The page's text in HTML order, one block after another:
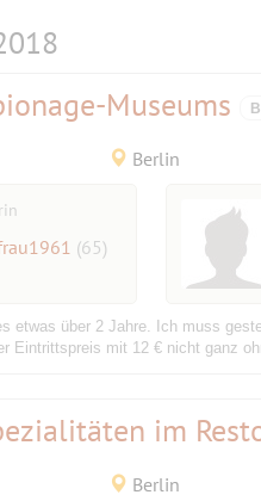
Museums
Berlin
(65)
etwas über 2 Jahre. Ich muss
Eintrittspreis mit 12 € nicht ganz
im
Berlin